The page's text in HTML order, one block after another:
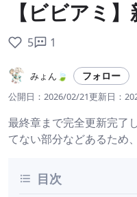
【ビビアミ
5 1
みょん🍃 フォロー
公開日： 2026/02/21更新日：
最終章まで完全更新完了
てない部分などあるため
目次